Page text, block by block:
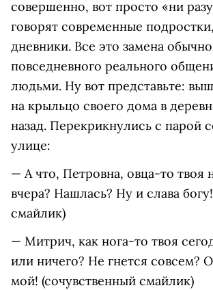
совершенно, вот просто «ни
говорят современные
дневники. Все это замена
повседневного реального
людьми. Ну вот представьте:
на крыльцо своего дома в
назад. Перекрикнулись с парой
улице:
— А что, Петровна, овца-то твоя
вчера? Нашлась? Ну и слава
смайлик)
— Митрич, как нога-то твоя
или ничего? Не гнется совсем?
мой! (сочувственный смайлик)